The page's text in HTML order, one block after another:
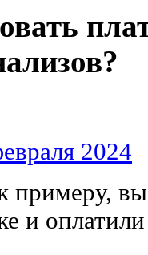
2024
примеру,
и оплатили